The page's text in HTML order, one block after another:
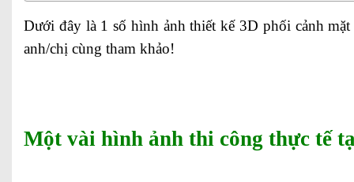
Dưới đây là 1 số hình ảnh thiết kế 3D phối cảnh
anh/chị cùng tham khảo!
Một vài hình ảnh thi công thực tế